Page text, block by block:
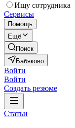
Ищу сотрудника
Сервисы
Помощь
Ещё
Поиск
Бабяково
Войти
Войти
Создать резюме
Статьи